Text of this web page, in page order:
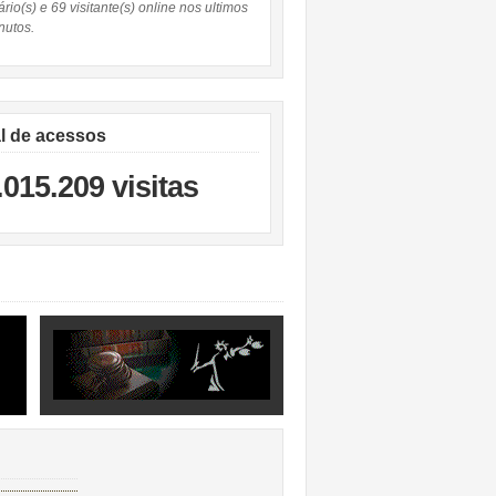
e 69 visitante(s) online nos ultimos
de acessos
visitas